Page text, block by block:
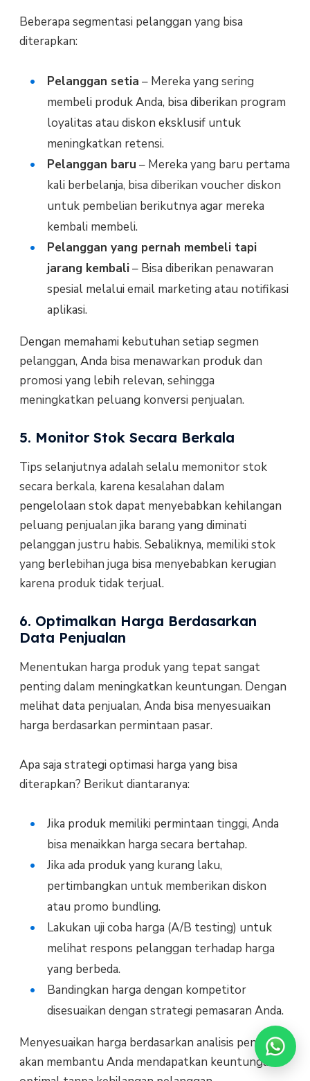
Beberapa segmentasi pelanggan yang bisa
diterapkan:
Pelanggan setia – Mereka yang sering
membeli produk Anda, bisa diberikan program
loyalitas atau diskon eksklusif untuk
meningkatkan retensi.
Pelanggan baru – Mereka yang baru pertama
kali berbelanja, bisa diberikan voucher diskon
untuk pembelian berikutnya agar mereka
kembali membeli.
Pelanggan yang pernah membeli tapi
jarang kembali– Bisa diberikan penawaran
spesial melalui email marketing atau notifikasi
aplikasi.
Dengan memahami kebutuhan setiap segmen
pelanggan, Anda bisa menawarkan produk dan
promosi yang lebih relevan, sehingga
meningkatkan peluang konversi penjualan.
5. Monitor Stok Secara Berkala
Tips selanjutnya adalah selalu memonitor stok
secara berkala, karena kesalahan dalam
pengelolaan stok dapat menyebabkan kehilangan
peluang penjualan jika barang yang diminati
pelanggan justru habis. Sebaliknya, memiliki stok
yang berlebihan juga bisa menyebabkan kerugian
karena produk tidak terjual.
6. Optimalkan Harga Berdasarkan
Data Penjualan
Menentukan harga produk yang tepat sangat
penting dalam meningkatkan keuntungan. Dengan
melihat data penjualan, Anda bisa menyesuaikan
harga berdasarkan permintaan pasar.
Apa saja strategi optimasi harga yang bisa
diterapkan? Berikut diantaranya:
Jika produk memiliki permintaan tinggi, Anda
bisa menaikkan harga secara bertahap.
Jika ada produk yang kurang laku,
pertimbangkan untuk memberikan diskon
atau promo bundling.
Lakukan uji coba harga (A/B testing) untuk
melihat respons pelanggan terhadap harga
yang berbeda.
Bandingkan harga dengan kompetitor
disesuaikan dengan strategi pemasaran Anda.
Menyesuaikan harga berdasarkan analisis penjualan
akan membantu Anda mendapatkan keuntungan